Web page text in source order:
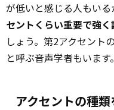
が低いと感じる人もいる
セントくらい重要で強く
しょう。第2アクセント
と呼ぶ音声学者もいます。
アクセントの種